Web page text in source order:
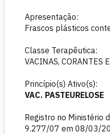
Apresentação:
Frascos plásticos
Classe Terapêutica:
VACINAS, CORANTES
Princípio(s) Ativo(s):
VAC. PASTEURELOSE
Registro no Ministério
9.277/07 em 08/03/